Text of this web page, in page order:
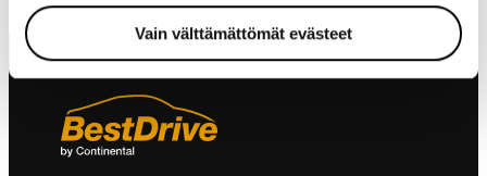
Vain välttämättömät evästeet